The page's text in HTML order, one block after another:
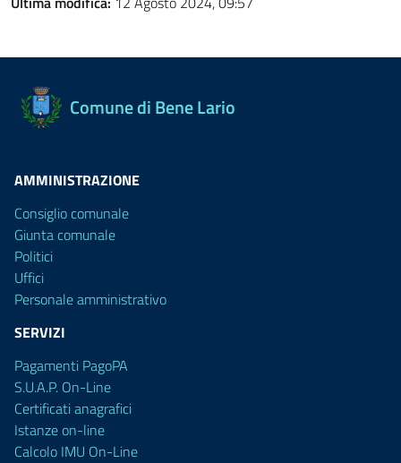
Comune di Bene Lario
AMMINISTRAZIONE
Consiglio comunale
Giunta comunale
Politici
Uffici
Personale amministrativo
SERVIZI
Pagamenti PagoPA
S.U.A.P. On-Line
Certificati anagrafici
Istanze on-line
Calcolo IMU On-Line